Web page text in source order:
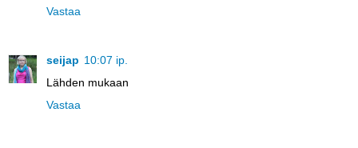
Vastaa
seijap 10:07 ip.
Lähden mukaan
Vastaa